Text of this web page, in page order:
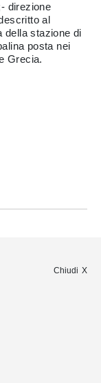
direzione
al
della stazione di
posta nei
Grecia.
Chiudi